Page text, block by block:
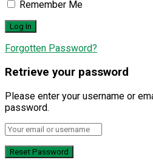
Remember Me
Forgotten Password?
Retrieve your password
Please enter your username or
password.